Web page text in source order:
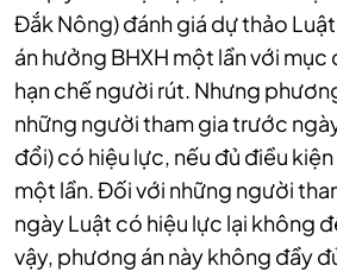
Đắk Nông) đánh giá dự thảo
án hưởng BHXH một lần với mục
hạn chế người rút. Nhưng
những người tham gia trước
đổi) có hiệu lực, nếu đủ điều
một lần. Đối với những người
ngày Luật có hiệu lực lại không
vậy, phương án này không đầy